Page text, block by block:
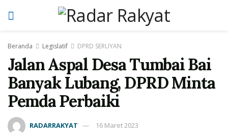
Beranda Legislatif DPRD SERUYAN
Jalan Aspal Desa Tumbai Bai
Banyak Lubang, DPRD Minta
Pemda Perbaiki
RADARRAKYAT 16 Maret 2023